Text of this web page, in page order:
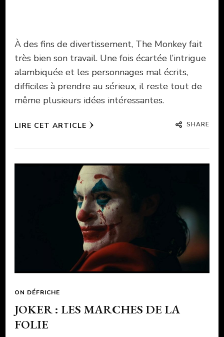
À des fins de divertissement, The Monkey fait
très bien son travail. Une fois écartée l’intrigue
alambiquée et les personnages mal écrits,
difficiles à prendre au sérieux, il reste tout de
même plusieurs idées intéressantes.
LIRE CET ARTICLE SHARE
ON DÉFRICHE
JOKER : LES MARCHES DE LA
FOLIE